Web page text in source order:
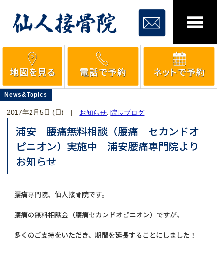
News&Topics
2017年2月5日 (日) お知らせ, 院長ブログ
浦安 腰痛無料相談（腰痛 セカンドオ
ピニオン）実施中 浦安腰痛専門院より
お知らせ
腰痛専門院、仙人接骨院です。
腰痛の無料相談会（腰痛セカンドオピニオン）ですが、
多くのご支持をいただき、期間を延長することにしました！